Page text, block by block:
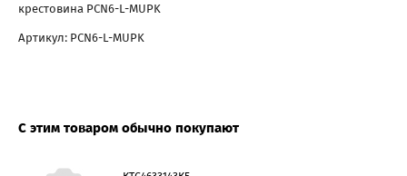
крестовина PCN6-L-MUPK
Артикул: PCN6-L-MUPK
С этим товаром обычно покупают